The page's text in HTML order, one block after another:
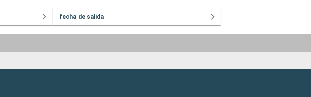
fecha de salida